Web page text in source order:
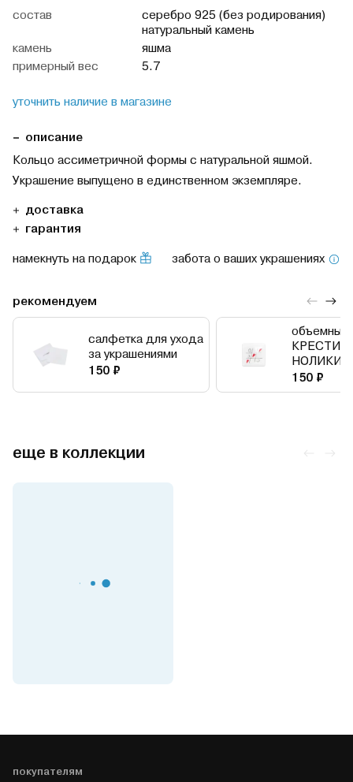
cостав
серебро 925 (без родирования)
натуральный камень
камень
яшма
примерный вес
5.7
уточнить наличие в магазине
описание
Кольцо асcиметричной формы с натуральной яшмой.
Украшение выпущено в единственном экземпляре.
доставка
гарантия
намекнуть на подарок
забота о ваших украшениях
рекомендуем
салфетка для ухода
за украшениями
150 ₽
объемный
НОЛИКИ
150 ₽
еще в коллекции
покупателям